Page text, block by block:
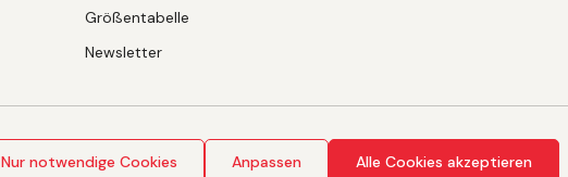
Größentabelle
Newsletter
Nur notwendige Cookies Anpassen Alle Cookies akzeptieren